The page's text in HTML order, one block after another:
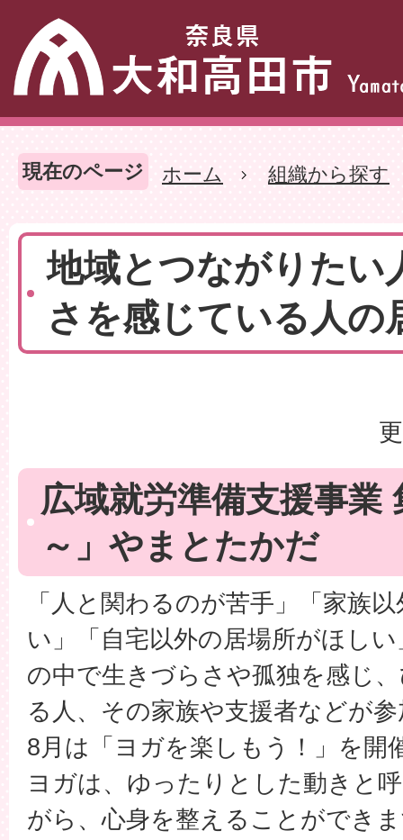
現在のページ ホーム 組織から探す
地域とつながりたい
さを感じている人の
広域就労準備支援事業
～」やまとたかだ
「人と関わるのが苦手」「家族
い」「自宅以外の居場所がほし
の中で生きづらさや孤独を感じ
る人、その家族や支援者などが
8月は「ヨガを楽しもう！」を開
ヨガは、ゆったりとした動きと
がら、心身を整えることができ